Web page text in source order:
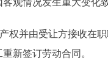
观情况发生重大变化
并由受让方接收在职
新签订劳动合同。